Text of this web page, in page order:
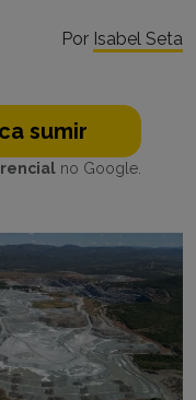
Por Isabel Seta
sumir
no Google.